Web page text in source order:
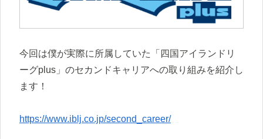
今回は僕が実際に所属していた「四国アイランドリ
ーグplus」のセカンドキャリアへの取り組みを紹介し
ます！
https://www.iblj.co.jp/second_career/